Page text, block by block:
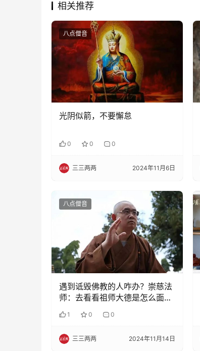
相关推荐
八点僧音
光阴似箭，不要懈怠
0 0 0
三三两两 2024年11月6日
八点僧音
遇到诋毁佛教的人咋办？崇慈法
师：去看看祖师大德是怎么面对
1 0 0
三三两两 2024年11月14日